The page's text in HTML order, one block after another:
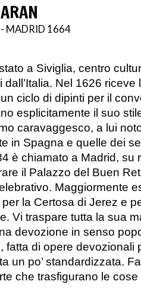
- MADRID 1664
a Siviglia, centro
Nel 1626 riceve
ciclo di dipinti per il
esplicitamente il suo
caravaggesco, a lui
in Spagna e quelle dei
è chiamato a Madrid, su
il Palazzo del Buen
Maggiormente
la Certosa di Jerez e
Vi traspare tutta la sua
devozione in senso
fatta di opere devozionali
un po’ standardizzata.
che trasfigurano le